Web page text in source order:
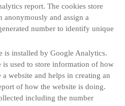
report. The cookies store
anonymously and assign a
number to identify unique
is installed by Google Analytics.
is used to store information of how
a website and helps in creating an
of how the website is doing.
including the number